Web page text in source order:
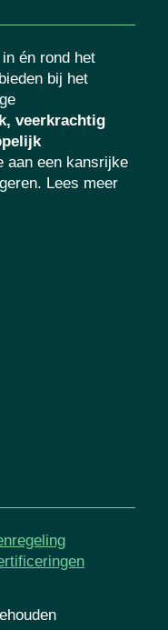
én rond het
bij het
veerkrachtig
aan een kansrijke
Lees meer